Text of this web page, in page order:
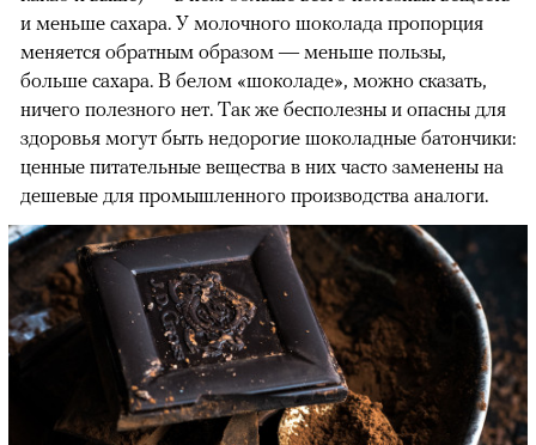
и меньше сахара. У молочного шоколада пропорция
меняется обратным образом — меньше пользы,
больше сахара. В белом «шоколаде», можно сказать,
ничего полезного нет. Так же бесполезны и опасны для
здоровья могут быть недорогие шоколадные батончики:
ценные питательные вещества в них часто заменены на
дешевые для промышленного производства аналоги.